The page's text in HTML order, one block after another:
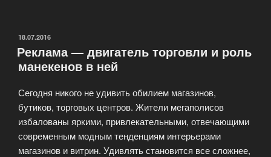
магазина»
ОПУБЛИКОВАНО
18.07.2016
Реклама — двигатель торговли и роль
манекенов в ней
Сегодня никого не удивить обилием магазинов,
бутиков, торговых центров. Жители мегаполисов
избалованы яркими, привлекательными, отвечающими
современным модным тенденциям интерьерами
магазинов и витрин. Удивлять становится все сложнее,